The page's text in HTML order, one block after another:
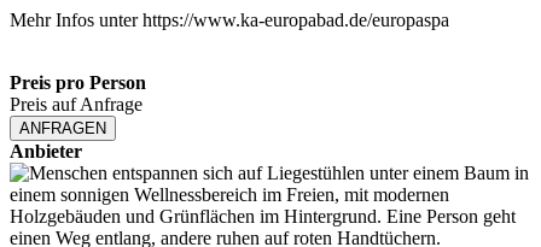
Mehr Infos unter https://www.ka-europabad.de/europaspa
Preis pro Person
Preis auf Anfrage
ANFRAGEN
Anbieter